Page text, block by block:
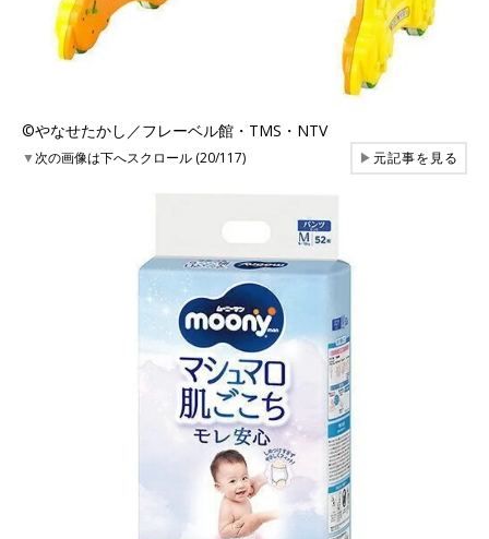
©︎やなせたかし／フレーベル館・TMS・NTV
▼次の画像は下へスクロール (20/117) ▶元記事を見る